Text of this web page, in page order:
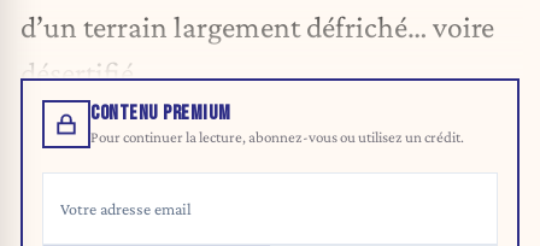
d’un terrain largement défriché… voire
désertifié.
CONTENU PREMIUM
Pour continuer la lecture, abonnez-vous ou utilisez un crédit.